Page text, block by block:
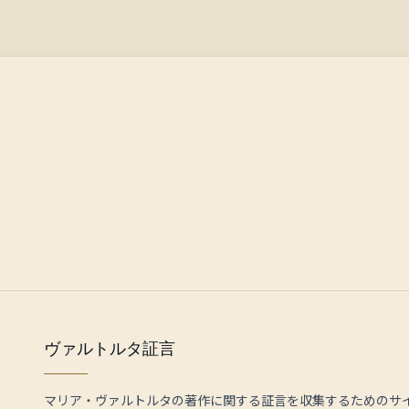
ヴァルトルタ証言
マリア・ヴァルトルタの著作に関する証言を収集するためのサ